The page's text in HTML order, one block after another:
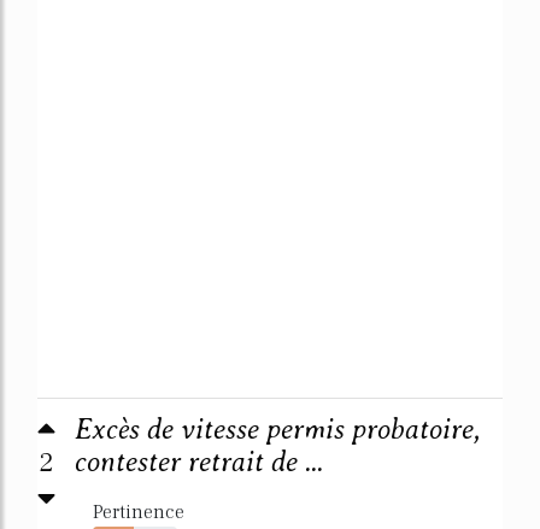
2
Excès de vitesse permis probatoire,
contester retrait de ...
Pertinence